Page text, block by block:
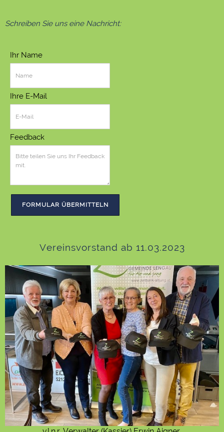
Schreiben Sie uns eine Nachricht:
Ihr Name
Ihre E-Mail
Feedback
FORMULAR ÜBERMITTELN
Vereinsvorstand ab 11.03.2023